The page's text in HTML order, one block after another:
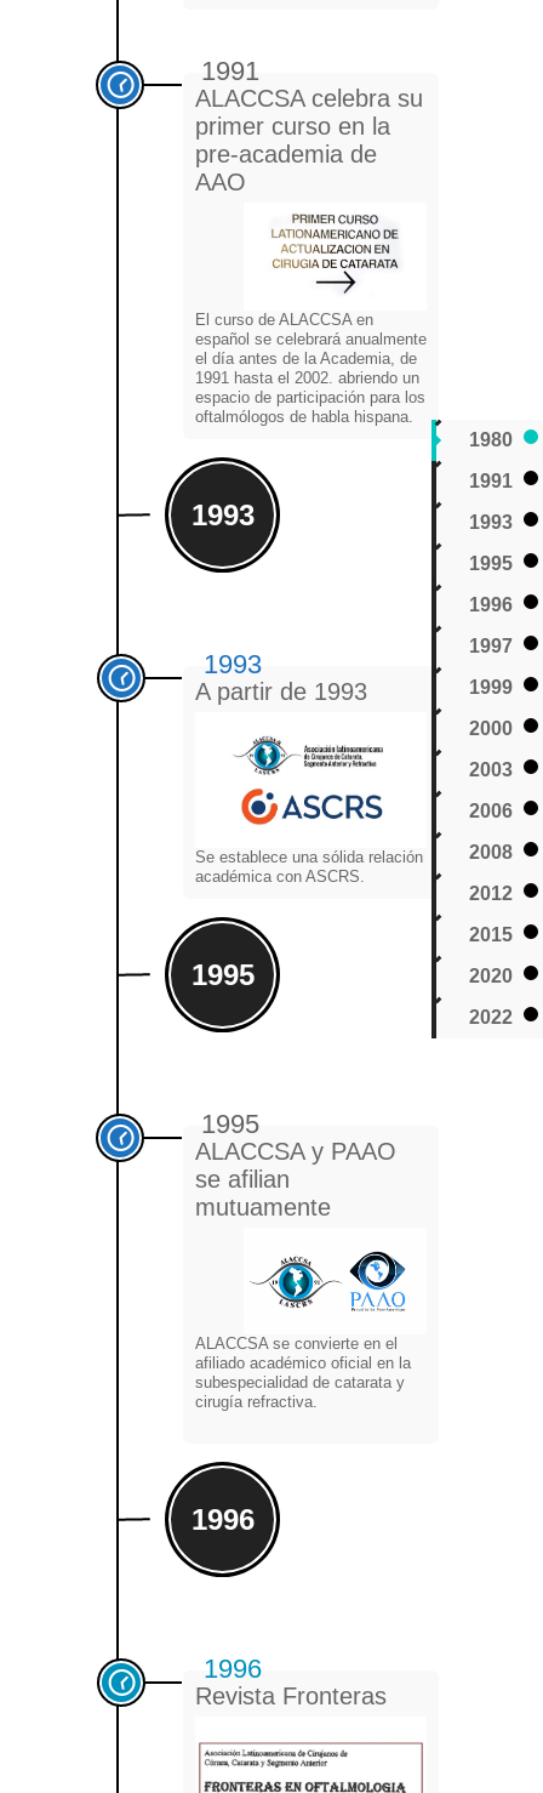
1980
1991
1993
1995
1996
1997
1999
2000
2003
2006
2008
2012
2015
2020
2022
1991
ALACCSA celebra su
primer curso en la
pre-academia de
AAO
El curso de ALACCSA en
español se celebrará anualmente
el día antes de la Academia, de
1991 hasta el 2002. abriendo un
espacio de participación para los
oftalmólogos de habla hispana.
1993
1993
A partir de 1993
Se establece una sólida relación
académica con ASCRS.
1995
1995
ALACCSA y PAAO
se afilian
mutuamente
ALACCSA se convierte en el
afiliado académico oficial en la
subespecialidad de catarata y
cirugía refractiva.
1996
1996
Revista Fronteras